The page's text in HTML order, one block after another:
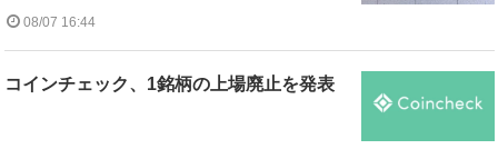
08/07 16:44
コインチェック、1銘柄の上場廃止を発表